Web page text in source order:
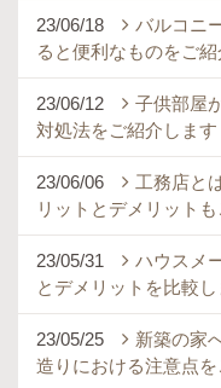
23/06/18
バルコニ
ると便利なものをご紹
23/06/12
子供部屋
対処法をご紹介します
23/06/06
工務店と
リットとデメリットも
23/05/31
ハウスメ
とデメリットを比較し
23/05/25
新築の家
造りにおける注意点を